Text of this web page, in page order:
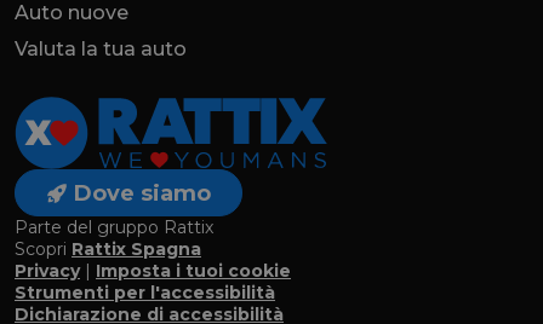
Auto nuove
Valuta la tua auto
Dove siamo
Parte del gruppo Rattix
Scopri Rattix Spagna
Privacy| Imposta i tuoi cookie
Strumenti per l'accessibilità
Dichiarazione di accessibilità